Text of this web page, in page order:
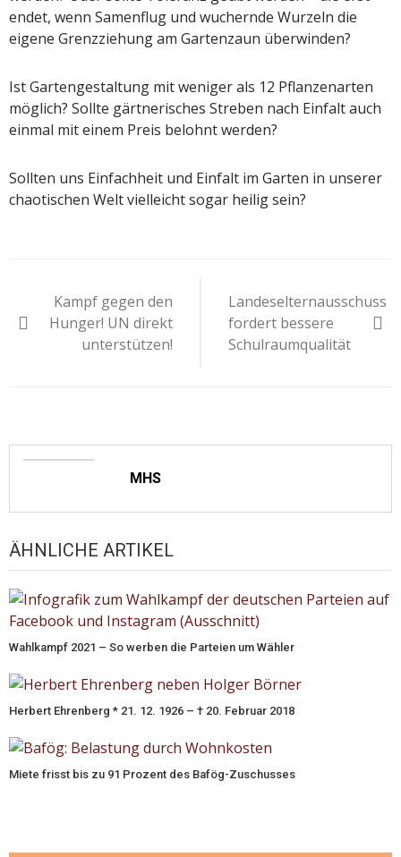
endet, wenn Samenflug und wuchernde Wurzeln die
eigene Grenzziehung am Gartenzaun überwinden?
Ist Gartengestaltung mit weniger als 12 Pflanzenarten
möglich? Sollte gärtnerisches Streben nach Einfalt auch
einmal mit einem Preis belohnt werden?
Sollten uns Einfachheit und Einfalt im Garten in unserer
chaotischen Welt vielleicht sogar heilig sein?
Kampf gegen den
Hunger! UN direkt
unterstützen!
Landeselternausschuss
fordert bessere
Schulraumqualität
MHS
ÄHNLICHE ARTIKEL
Wahlkampf 2021 – So werben die Parteien um Wähler
Herbert Ehrenberg * 21. 12. 1926 – † 20. Februar 2018
Miete frisst bis zu 91 Prozent des Bafög-Zuschusses